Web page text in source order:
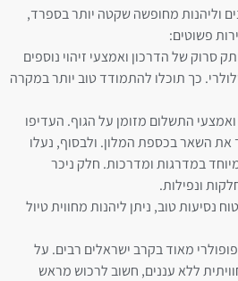
וליהנות מחופשה שקטה יותר בספרד,
פשוטים:
סרוק של הדרכון ואמצעי זיהוי נוספים
כך תוכלו להתמודד טוב יותר במקרה
התשלום מזומן על הגוף. העדיפו
השאר בכספת המלון. ולבסוף, נעלו
במדרגות ומדרכות. חלק ניכר
ונפילות.
נסיעות טוב, ניתן ליהנות מחווית טיול
מאוד בקרב ישראלים רבים. על
ללא עננים, חשוב לרכוש מראש